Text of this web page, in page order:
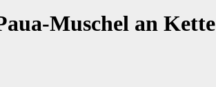
Muschel an Kette